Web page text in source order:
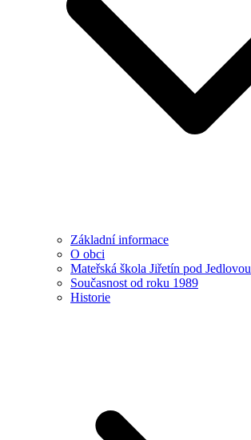
Základní informace
O obci
Mateřská škola Jiřetín pod Jedlovou
Současnost od roku 1989
Historie